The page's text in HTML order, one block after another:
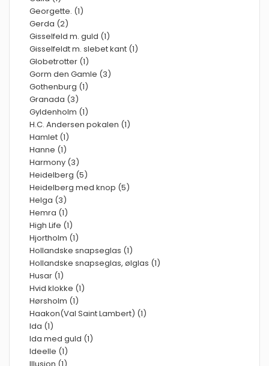
Georgette. (1)
Gerda (2)
Gisselfeld m. guld (1)
Gisselfeldt m. slebet kant (1)
Globetrotter (1)
Gorm den Gamle (3)
Gothenburg (1)
Granada (3)
Gyldenholm (1)
H.C. Andersen pokalen (1)
Hamlet (1)
Hanne (1)
Harmony (3)
Heidelberg (5)
Heidelberg med knop (5)
Helga (3)
Hemra (1)
High Life (1)
Hjortholm (1)
Hollandske snapseglas (1)
Hollandske snapseglas, ølglas (1)
Husar (1)
Hvid klokke (1)
Hørsholm (1)
Haakon(Val Saint Lambert) (1)
Ida (1)
Ida med guld (1)
Ideelle (1)